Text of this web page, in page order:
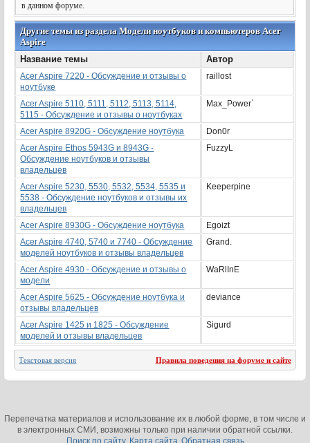
в данном форуме.
Другие темы из раздела Модели ноутбуков и компьютеров Acer
Aspire
Название темы
Автор
Acer Aspire 7220 - Обсуждение и отзывы о
ноутбуке
raillost
Acer Aspire 5110, 5111, 5112, 5113, 5114,
5115 - Обсуждение и отзывы о ноутбуках
Max_Power`
Acer Aspire 8920G - Обсуждение ноутбука
Don0r
Acer Aspire Ethos 5943G и 8943G -
Обсуждение ноутбуков и отзывы
владельцев
FuzzyL
Acer Aspire 5230, 5530, 5532, 5534, 5535 и
5538 - Обсуждение ноутбуков и отзывы их
владельцев
Keeperpine
Acer Aspire 8930G - Обсуждение ноутбука
Egoizt
Acer Aspire 4740, 5740 и 7740 - Обсуждение
моделей ноутбуков и отзывы владельцев
Grand.
Acer Aspire 4930 - Обсуждение и отзывы о
модели
WaRlInE
Acer Aspire 5625 - Обсуждение ноутбука и
отзывы владельцев
deviance
Acer Aspire 1425 и 1825 - Обсуждение
моделей и отзывы владельцев
Sigurd
Текстовая версия Правила поведения на форуме и сайте
Перепечатка материалов и использование их в любой форме, в том числе и
в электронных СМИ, возможны только при наличии обратной ссылки.
Поиск по сайту Карта сайта Обратная связь